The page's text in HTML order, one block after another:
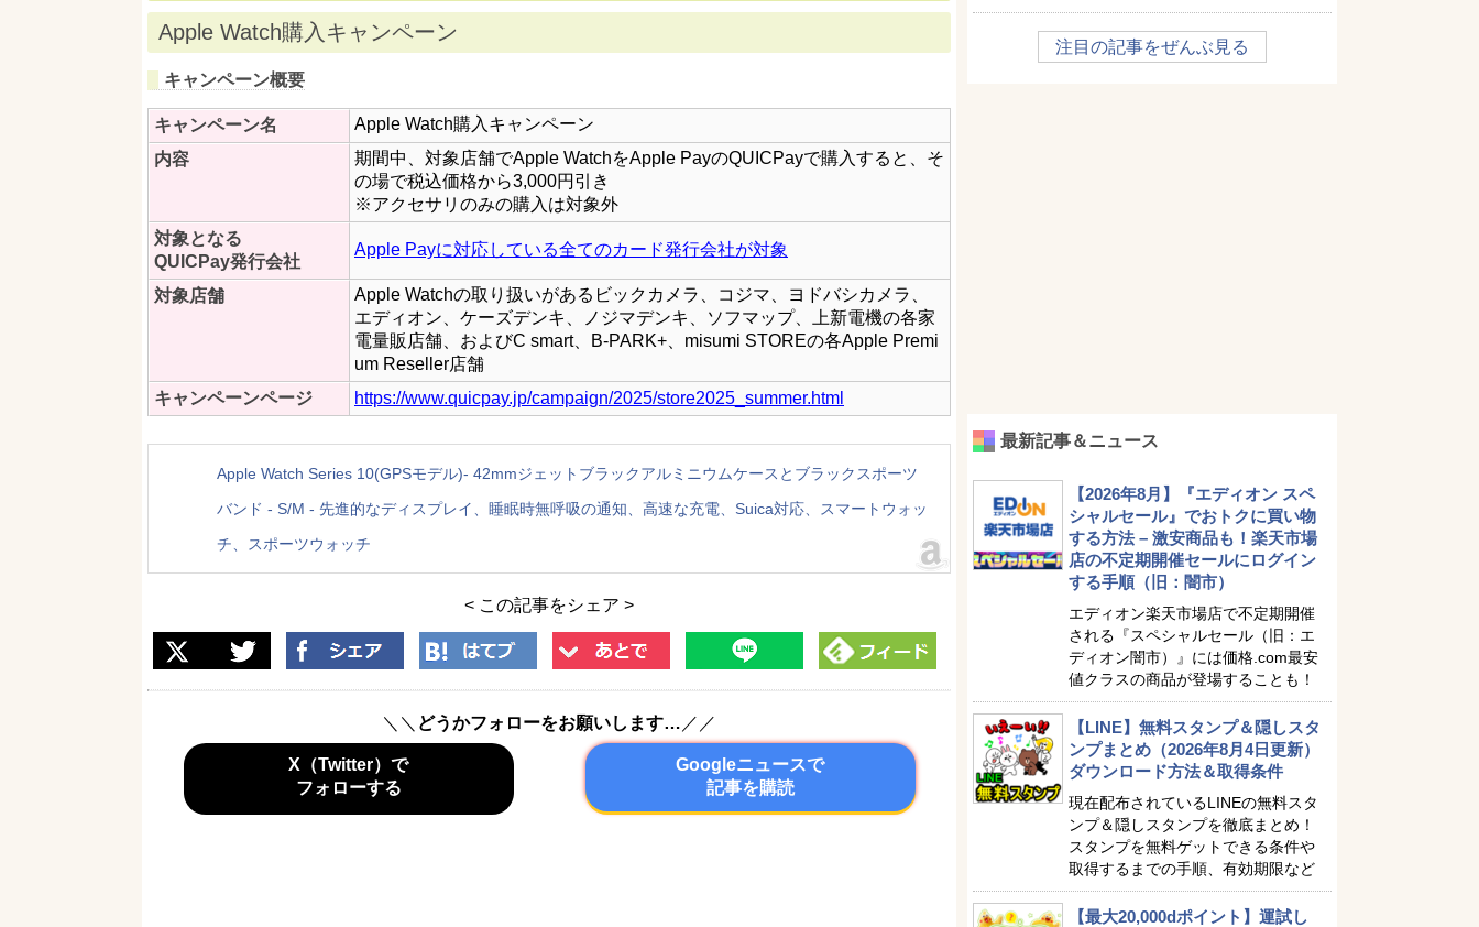
Apple Watch購入キャンペーン
キャンペーン概要
キャンペーン名
Apple Watch購入キャンペーン
内容
期間中、対象店舗でApple WatchをApple PayのQUICPayで購入すると、そ
の場で税込価格から3,000円引き
※アクセサリのみの購入は対象外
対象となる
QUICPay発行会社
Apple Payに対応している全てのカード発行会社が対象
対象店舗
Apple Watchの取り扱いがあるビックカメラ、コジマ、ヨドバシカメラ、
エディオン、ケーズデンキ、ノジマデンキ、ソフマップ、上新電機の各家
電量販店舗、およびC smart、B-PARK+、misumi STOREの各Apple Premi
um Reseller店舗
キャンペーンページ
https://www.quicpay.jp/campaign/2025/store2025_summer.html
Apple Watch Series 10(GPSモデル)- 42mmジェットブラックアルミニウムケースとブラックスポーツ
バンド - S/M - 先進的なディスプレイ、睡眠時無呼吸の通知、高速な充電、Suica対応、スマートウォッ
チ、スポーツウォッチ
< この記事をシェア >
＼＼ どうかフォローをお願いします… ／／
X（Twitter）で
フォローする
Googleニュースで
記事を購読
注目の記事をぜんぶ見る
最新記事＆ニュース
【2026年8月】『エディオン スペ
シャルセール』でおトクに買い物
する方法 – 激安商品も！楽天市場
店の不定期開催セールにログイン
する手順（旧：闇市）
エディオン楽天市場店で不定期開催
される『スペシャルセール（旧：エ
ディオン闇市）』には価格.com最安
値クラスの商品が登場することも！
【LINE】無料スタンプ＆隠しスタ
ンプまとめ（2026年8月4日更新）
ダウンロード方法＆取得条件
現在配布されているLINEの無料スタ
ンプ＆隠しスタンプを徹底まとめ！
スタンプを無料ゲットできる条件や
取得するまでの手順、有効期限など
【最大20,000dポイント】運試し